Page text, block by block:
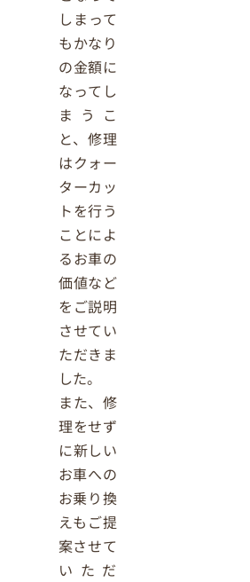
しまって
もかなり
の金額に
なってし
まうこ
と、修理
はクォー
ターカッ
トを行う
ことによ
るお車の
価値など
をご説明
させてい
ただきま
した。
また、修
理をせず
に新しい
お車への
お乗り換
えもご提
案させて
いただ